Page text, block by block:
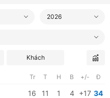
2026
Khách
Tr T H B +/- Đ
16 11 1 4 +17 34